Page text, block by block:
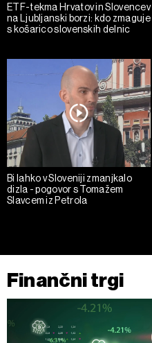
ETF-tekma Hrvatov in Slovencev
na Ljubljanski borzi: kdo zmaguje
s košarico slovenskih delnic
Bi lahko v Sloveniji zmanjkalo
dizla - pogovor s Tomažem
Slavcem iz Petrola
Finančni trgi